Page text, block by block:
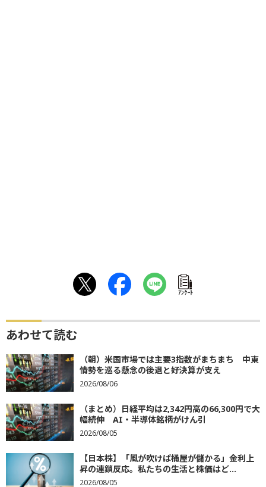
ｱﾝｹｰﾄ
あわせて読む
（朝）米国市場では主要3指数がまちまち 中東
情勢を巡る懸念の後退と好決算が支え
2026/08/06
（まとめ）日経平均は2,342円高の66,300円で大
幅続伸 AI・半導体銘柄がけん引
2026/08/05
【日本株】「風が吹けば桶屋が儲かる」金利上
昇の連鎖反応。私たちの生活と株価はど...
2026/08/05